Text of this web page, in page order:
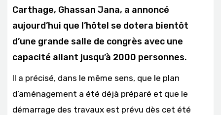
Carthage, Ghassan Jana, a annoncé
aujourd’hui que l’hôtel se dotera bientôt
d’une grande salle de congrès avec une
capacité allant jusqu’à 2000 personnes.
Il a précisé, dans le même sens, que le plan
d’aménagement a été déjà préparé et que le
démarrage des travaux est prévu dès cet été